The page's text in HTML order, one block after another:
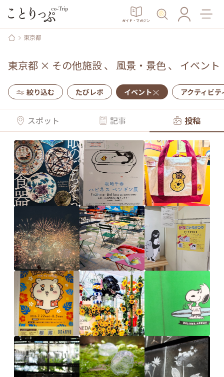
ガイド・マガジン
東京都
東京都 × その他施設、 風景・景色、 イベント
絞り込む たびレポ イベント アクティビテ
スポット 記事 投稿